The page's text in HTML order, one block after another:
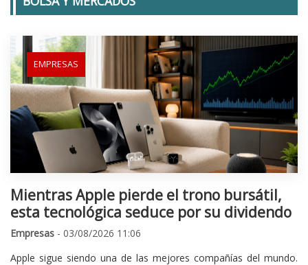
EMPRESAS
Mientras Apple pierde el trono bursátil,
esta tecnológica seduce por su dividendo
Empresas - 03/08/2026 11:06
Apple sigue siendo una de las mejores compañías del mundo.